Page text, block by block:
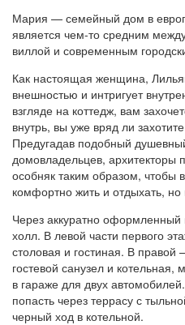
Мария — семейный дом в
является чем-то средним
виллой и современным
Как настоящая женщина,
внешностью и интригует
взгляде на коттедж, вам
внутрь, вы уже вряд ли
Предугадав подобный
домовладельцев, архитекторы
особняк таким образом,
комфортно жить и отдыхать, но
Через аккуратно
холл. В левой части первого
столовая и гостиная. В
гостевой санузел и
в гараже для двух
попасть через террасу с
черный ход в котельной.